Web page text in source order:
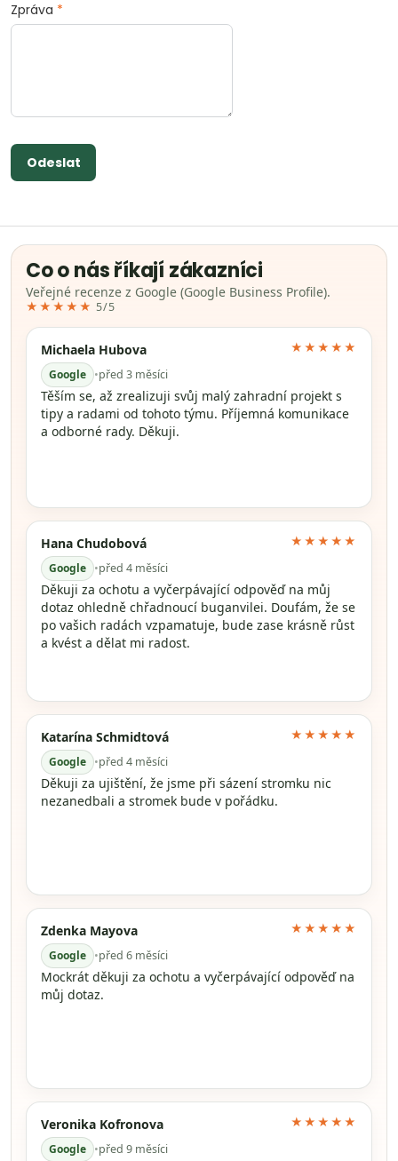
Zpráva *
Odeslat
Co o nás říkají zákazníci
Veřejné recenze z Google (Google Business Profile).
★★★★★ 5/5
Michaela Hubova
Google •před 3 měsíci
★★★★★
Těším se, až zrealizuji svůj malý zahradní projekt s
tipy a radami od tohoto týmu. Příjemná komunikace
a odborné rady. Děkuji.
Hana Chudobová
Google •před 4 měsíci
★★★★★
Děkuji za ochotu a vyčerpávající odpověď na můj
dotaz ohledně chřadnoucí buganvilei. Doufám, že se
po vašich radách vzpamatuje, bude zase krásně růst
a kvést a dělat mi radost.
Katarína Schmidtová
Google •před 4 měsíci
★★★★★
Děkuji za ujištění, že jsme při sázení stromku nic
nezanedbali a stromek bude v pořádku.
Zdenka Mayova
Google •před 6 měsíci
★★★★★
Mockrát děkuji za ochotu a vyčerpávající odpověď na
můj dotaz.
Veronika Kofronova
Google •před 9 měsíci
★★★★★